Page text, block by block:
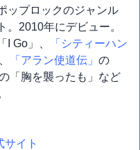
ップロックのジャンル
。2010年にデビュー。
I Go」、
「シティーハン
「アラン使道伝」 の
「胸を襲ったも」など
サイト